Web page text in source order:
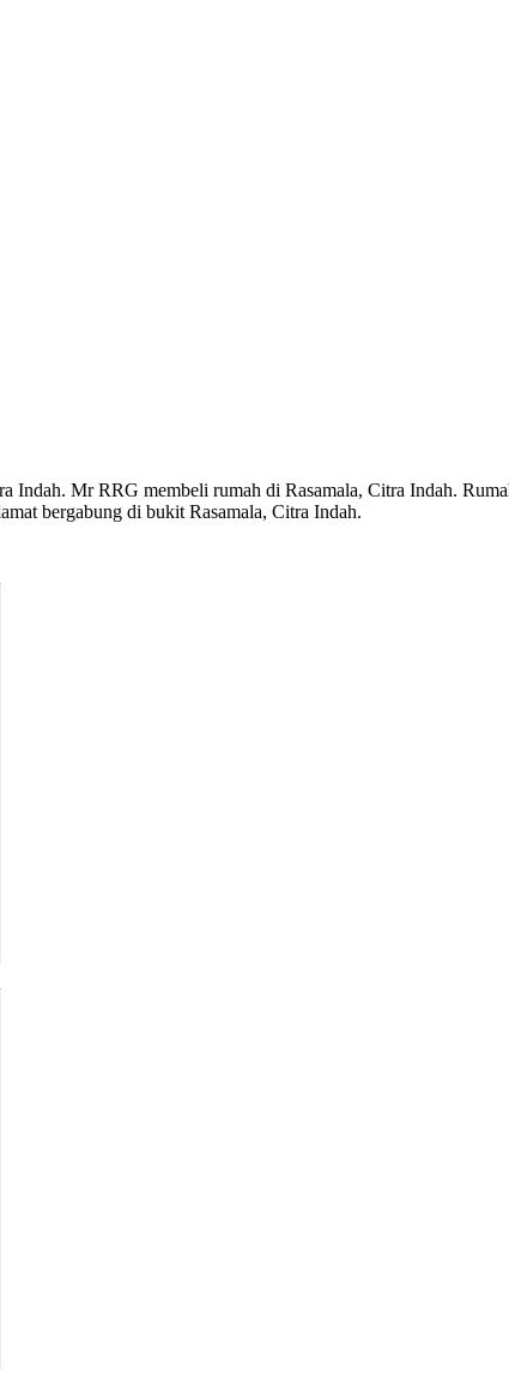
Indah. Mr RRG membeli rumah di Rasamala, Citra Indah.
bergabung di bukit Rasamala, Citra Indah.